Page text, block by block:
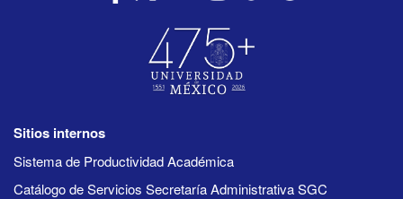
Sitios internos
Sistema de Productividad Académica
Catálogo de Servicios Secretaría Administrativa SGC